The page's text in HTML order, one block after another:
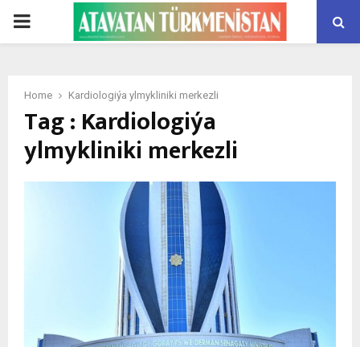
PRIMARY
Home Kardiologiýa ylmykliniki merkezli
Tag : Kardiologiýa
ylmykliniki merkezli